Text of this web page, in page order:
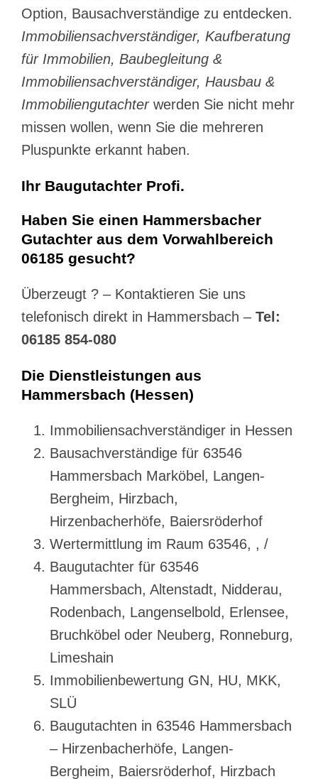
Option, Bausachverständige zu entdecken.
Immobiliensachverständiger, Kaufberatung
für Immobilien, Baubegleitung &
Immobiliensachverständiger, Hausbau &
Immobiliengutachterwerden Sie nicht mehr
missen wollen, wenn Sie die mehreren
Pluspunkte erkannt haben.
Ihr Baugutachter Profi.
Haben Sie einen Hammersbacher
Gutachter aus dem Vorwahlbereich
06185 gesucht?
Überzeugt ? – Kontaktieren Sie uns
telefonisch direkt in Hammersbach – Tel:
06185 854-080
Die Dienstleistungen aus
Hammersbach (Hessen)
Immobiliensachverständiger in Hessen
Bausachverständige für 63546
Hammersbach Marköbel, Langen-
Bergheim, Hirzbach,
Hirzenbacherhöfe, Baiersröderhof
Wertermittlung im Raum 63546, , /
Baugutachter für 63546
Hammersbach, Altenstadt, Nidderau,
Rodenbach, Langenselbold, Erlensee,
Bruchköbel oder Neuberg, Ronneburg,
Limeshain
Immobilienbewertung GN, HU, MKK,
SLÜ
Baugutachten in 63546 Hammersbach
– Hirzenbacherhöfe, Langen-
Bergheim, Baiersröderhof, Hirzbach